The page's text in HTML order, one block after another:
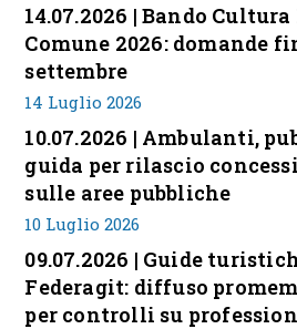
14.07.2026 | Bando
Comune 2026: domande
settembre
14 Luglio 2026
10.07.2026 | Ambulanti,
guida per rilascio
sulle aree pubbliche
10 Luglio 2026
09.07.2026 | Guide
Federagit: diffuso
per controlli su